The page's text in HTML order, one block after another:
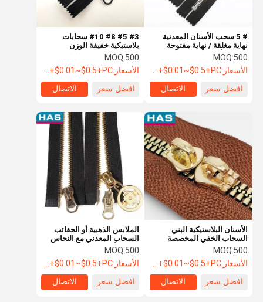
منزل المنتجات
عرض الواقع
الافتراضي
حول بنا
جولة في
ضبط الجودة طلب اقتباس
# 5 سحب الأسنان المعدنية
نهاية مغلقة / نهاية مفتوحة
سحب الأسنان الفضية
MOQ:500
الأسعار:USD+$0.01~$0.5+PC
افضل سعر
الاتصال
#3 #5 #8 #10 سحابات
بلاستيكية خفيفة الوزن
بسحابين متينين
MOQ:500
الأسعار:USD+$0.01~$0.5+PC
افضل سعر
الاتصال
الأسنان البلاستيكية البني
السحاب الخفي المخصصة
السحاب البلاستيكي الفاصل
خفيف الوزن
MOQ:500
الأسعار:USD+$0.01~$0.5+PC
افضل سعر
الاتصال
الملابس الذهبية أو الحقائب
السحاب المعدني مع النحاس
الذرة الأسنان السحاب قفل
MOQ:500
الأسعار:USD+$0.01~$0.5+PC
افضل سعر
الاتصال